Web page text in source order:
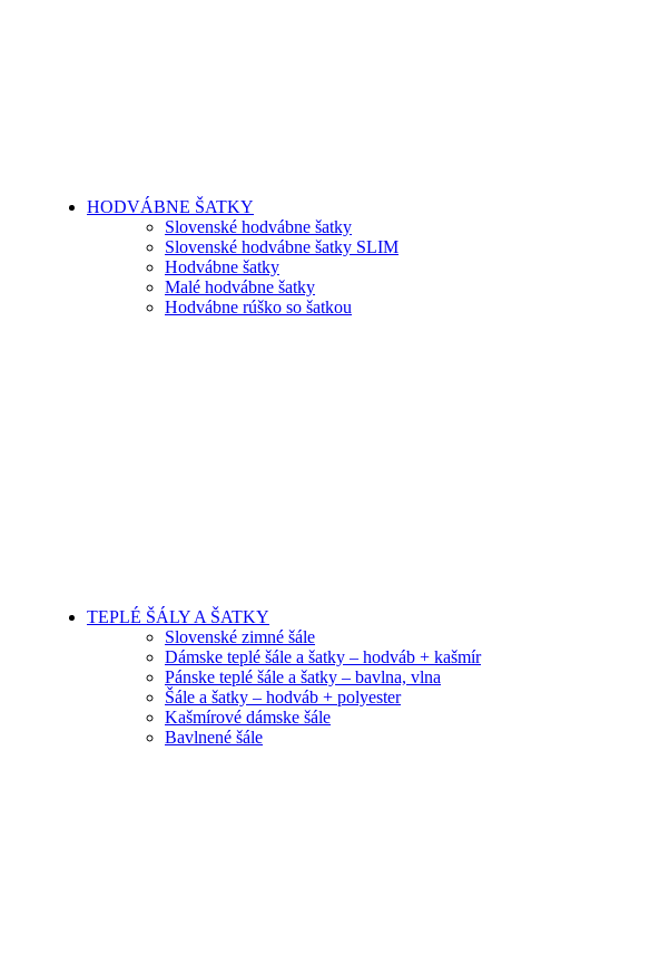
HODVÁBNE ŠATKY
Slovenské hodvábne šatky
Slovenské hodvábne šatky SLIM
Hodvábne šatky
Malé hodvábne šatky
Hodvábne rúško so šatkou
TEPLÉ ŠÁLY A ŠATKY
Slovenské zimné šále
Dámske teplé šále a šatky – hodváb + kašmír
Pánske teplé šále a šatky – bavlna, vlna
Šále a šatky – hodváb + polyester
Kašmírové dámske šále
Bavlnené šále